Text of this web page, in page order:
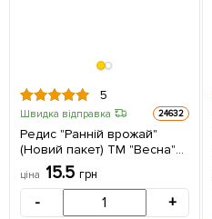
5
Швидка відправка 24632
Редис "Ранній врожай"
(Новий пакет) ТМ "Весна"
ціна 15.5 грн
- +